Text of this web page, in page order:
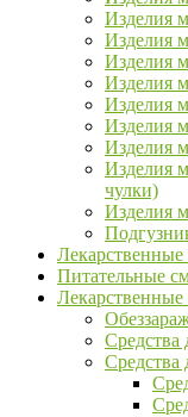
Изделия
Изделия
Изделия
Изделия
Изделия
Изделия
Изделия
Изделия
чулки)
Изделия
Питательные
Лекарственные
Средства
Средства